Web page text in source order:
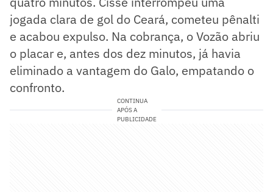
jogada clara de gol do Ceará, cometeu pênalti
e acabou expulso. Na cobrança, o Vozão abriu
o placar e, antes dos dez minutos, já havia
eliminado a vantagem do Galo, empatando o
confronto.
CONTINUA
APÓS A
PUBLICIDADE